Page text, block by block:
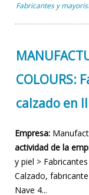
Fabricantes y
COLOURS:
calzado en
Empresa:
actividad de la
y piel >
Calzado,
Nave 4...